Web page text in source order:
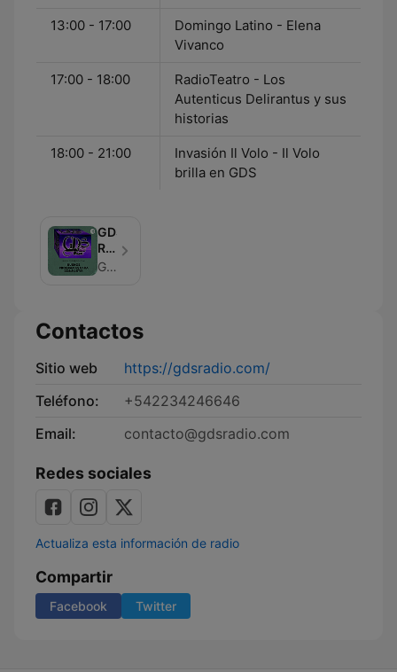
13:00 - 17:00
Domingo Latino - Elena
Vivanco
17:00 - 18:00
RadioTeatro - Los
Autenticus Delirantus y sus
historias
18:00 - 21:00
Invasión Il Volo - Il Volo
brilla en GDS
GDS
Radio
Mar
Guillermo Sammartino
Contactos
Sitio web
https://gdsradio.com/
Teléfono:
+542234246646
Email:
contacto@gdsradio.com
Redes sociales
Actualiza esta información de radio
Compartir
Facebook Twitter